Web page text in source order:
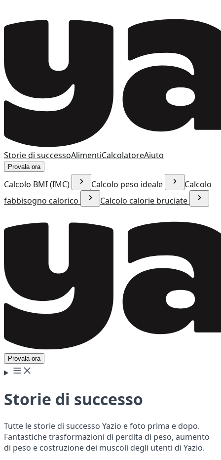
Storie di successoAlimentiCalcolatoreAiuto
Provala ora
Calcolo BMI (IMC) Calcolo peso ideale
Calcolo
fabbisogno calorico
Calcolo calorie bruciate
Provala ora
Storie di successo
Tutte le storie di successo Yazio e foto prima e dopo.
Fantastiche trasformazioni di perdita di peso, aumento
di peso e costruzione dei muscoli degli utenti di Yazio.